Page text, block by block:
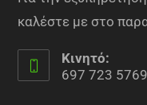
καλέστε με στο
Κινητό:
697 723 5769